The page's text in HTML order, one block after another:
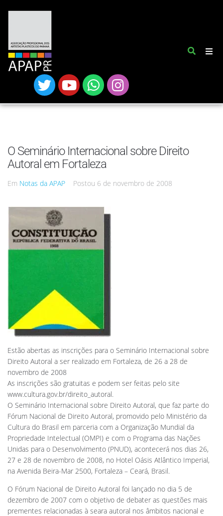
O Seminário Internacional sobre Direito
Autoral em Fortaleza
Em Notas da APAP Postou 6 de novembro de 2008
Estão abertas as inscrições para o Seminário Internacional sobre
Direito Autoral a ser realizado em Fortaleza, de 26 a 28 de
novembro de 2008
As inscrições são gratuitas e podem ser feitas pelo site
www.cultura.gov.br/direito_autoral.
O Seminário Internacional sobre Direito Autoral, que faz parte do
Fórum Nacional de Direito Autoral, promovido pelo Ministério da
Cultura do Brasil em parceria com a Organização Mundial da
Propriedade Intelectual (OMPI) e com o Programa das Nações
Unidas para o Desenvolvimento (PNUD), acontecerá nos dias 26,
27 e 28 de novembro de 2008, no Hotel Oásis Atlântico Imperial,
na Avenida Beira-Mar 2500, Fortaleza – Ceará, Brasil.
O Fórum Nacional de Direito Autoral foi lançado no dia 5 de
dezembro de 2007 com o objetivo de debater as questões mais
prementes relacionadas à seara autoral nos âmbitos nacional e